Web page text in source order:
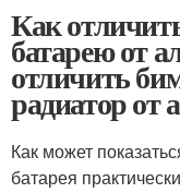
Как
батарею от
отличить
радиатор от
Как может
батарея